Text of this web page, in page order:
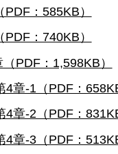
：585KB）
：740KB）
PDF：1,598KB）
4章-1（PDF：
4章-2（PDF：
4章-3（PDF：